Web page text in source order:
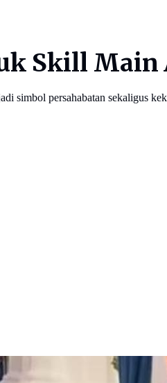
Skill Main
simbol persahabatan sekaligus